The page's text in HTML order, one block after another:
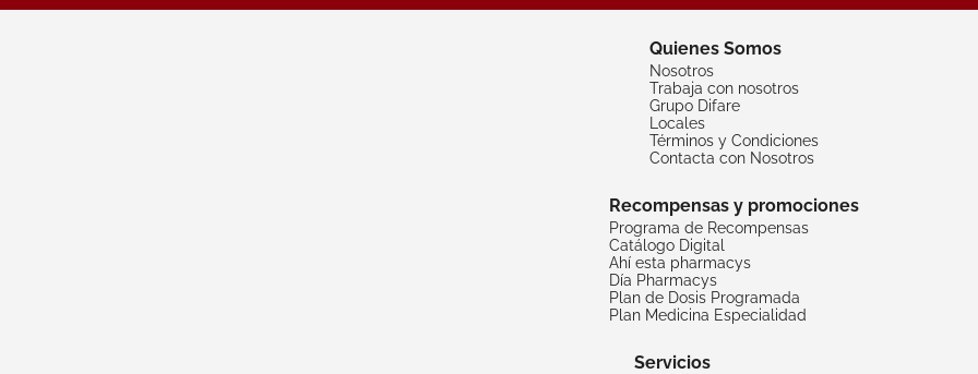
Quienes Somos
Nosotros
Trabaja con nosotros
Grupo Difare
Locales
Términos y Condiciones
Contacta con Nosotros
Recompensas y promociones
Programa de Recompensas
Catálogo Digital
Ahí esta pharmacys
Día Pharmacys
Plan de Dosis Programada
Plan Medicina Especialidad
Servicios